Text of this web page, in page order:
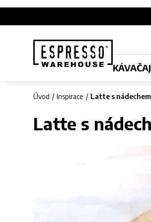
KÁVAČAJ
Úvod Inspirace Latte s
Latte s